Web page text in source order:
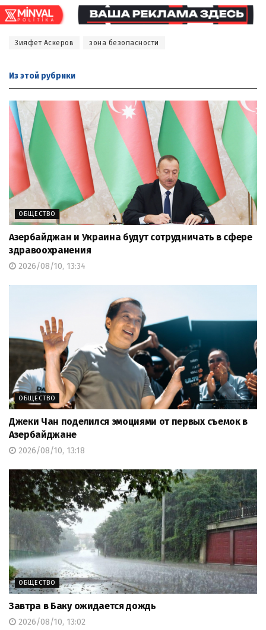
Зияфет Аскеров зона безопасности
Из этой рубрики
ОБЩЕСТВО
Азербайджан и Украина будут сотрудничать в сфере
здравоохранения
2026/08/10, 13:34
ОБЩЕСТВО
Джеки Чан поделился эмоциями от первых съемок в
Азербайджане
2026/08/10, 13:18
ОБЩЕСТВО
Завтра в Баку ожидается дождь
2026/08/10, 13:02